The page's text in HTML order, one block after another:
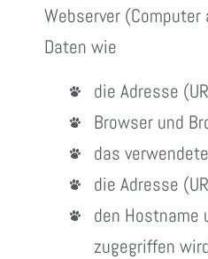
Webserver
Daten wie
die Adresse
Browser und
das
die Adresse
den Hostname
zugegriffen